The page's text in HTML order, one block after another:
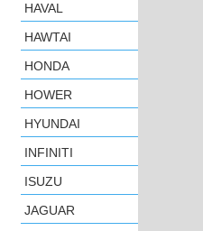
HAVAL
HAWTAI
HONDA
HOWER
HYUNDAI
INFINITI
ISUZU
JAGUAR